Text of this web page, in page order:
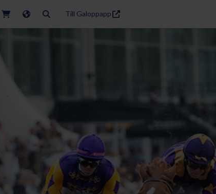
Till Galoppapp